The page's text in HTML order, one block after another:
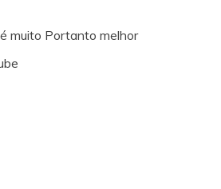
muito Portanto melhor